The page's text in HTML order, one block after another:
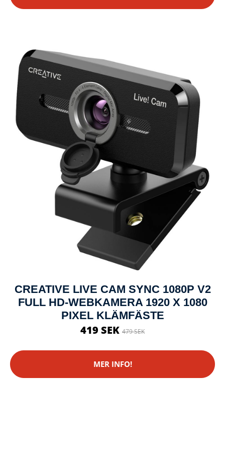
CREATIVE LIVE CAM SYNC 1080P V2
FULL HD-WEBKAMERA 1920 X 1080
PIXEL KLÄMFÄSTE
419 SEK 479 SEK
MER INFO!